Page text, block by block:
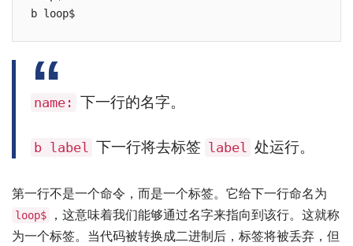
name: 下一行的名字。
b label 下一行将去标签 label 处运行。
第一行不是一个命令，而是一个标签。它给下一行命名为
loop$
，这意味着我们能够通过名字来指向到该行。这就称
为一个标签。当代码被转换成二进制后，标签将被丢弃，但